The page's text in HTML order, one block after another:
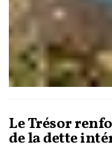
milliards de DH, le
tient la corde des
soit 40% du montant
de l’Intérieur (47,7
milliards). Les montants
projets dédiés au
de DH), au
et à la promotion
Le Trésor
de la dette